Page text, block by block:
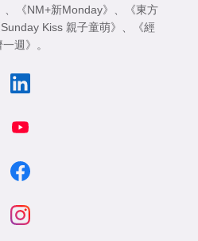
《NM+新Monday》
《東方
Sunday Kiss 親子童萌》
《經
週》
。